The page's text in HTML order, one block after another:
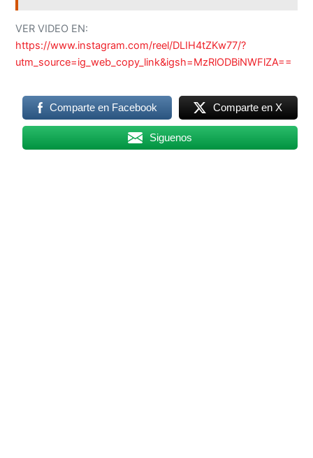
VER VIDEO EN:
https://www.instagram.com/reel/DLIH4tZKw77/?
utm_source=ig_web_copy_link&igsh=MzRlODBiNWFlZA==
Comparte en Facebook Comparte en X
Siguenos